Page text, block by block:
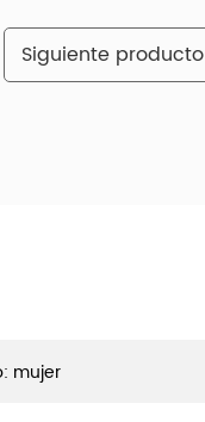
Siguiente producto
mujer